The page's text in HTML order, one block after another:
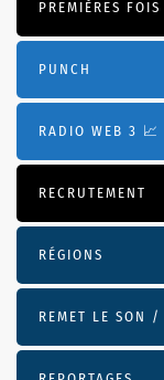
PREMIÈRES FOIS
PUNCH
RADIO WEB 3 📈
RECRUTEMENT
RÉGIONS
REMET LE SON /